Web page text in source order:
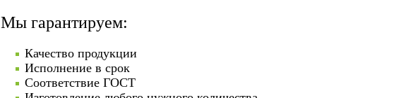
Мы гарантируем:
Качество продукции
Исполнение в срок
Соответствие ГОСТ